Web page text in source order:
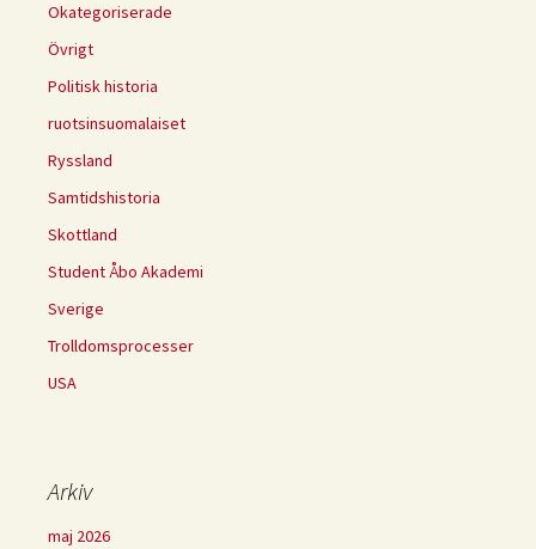
Okategoriserade
Övrigt
Politisk historia
ruotsinsuomalaiset
Ryssland
Samtidshistoria
Skottland
Student Åbo Akademi
Sverige
Trolldomsprocesser
USA
Arkiv
maj 2026